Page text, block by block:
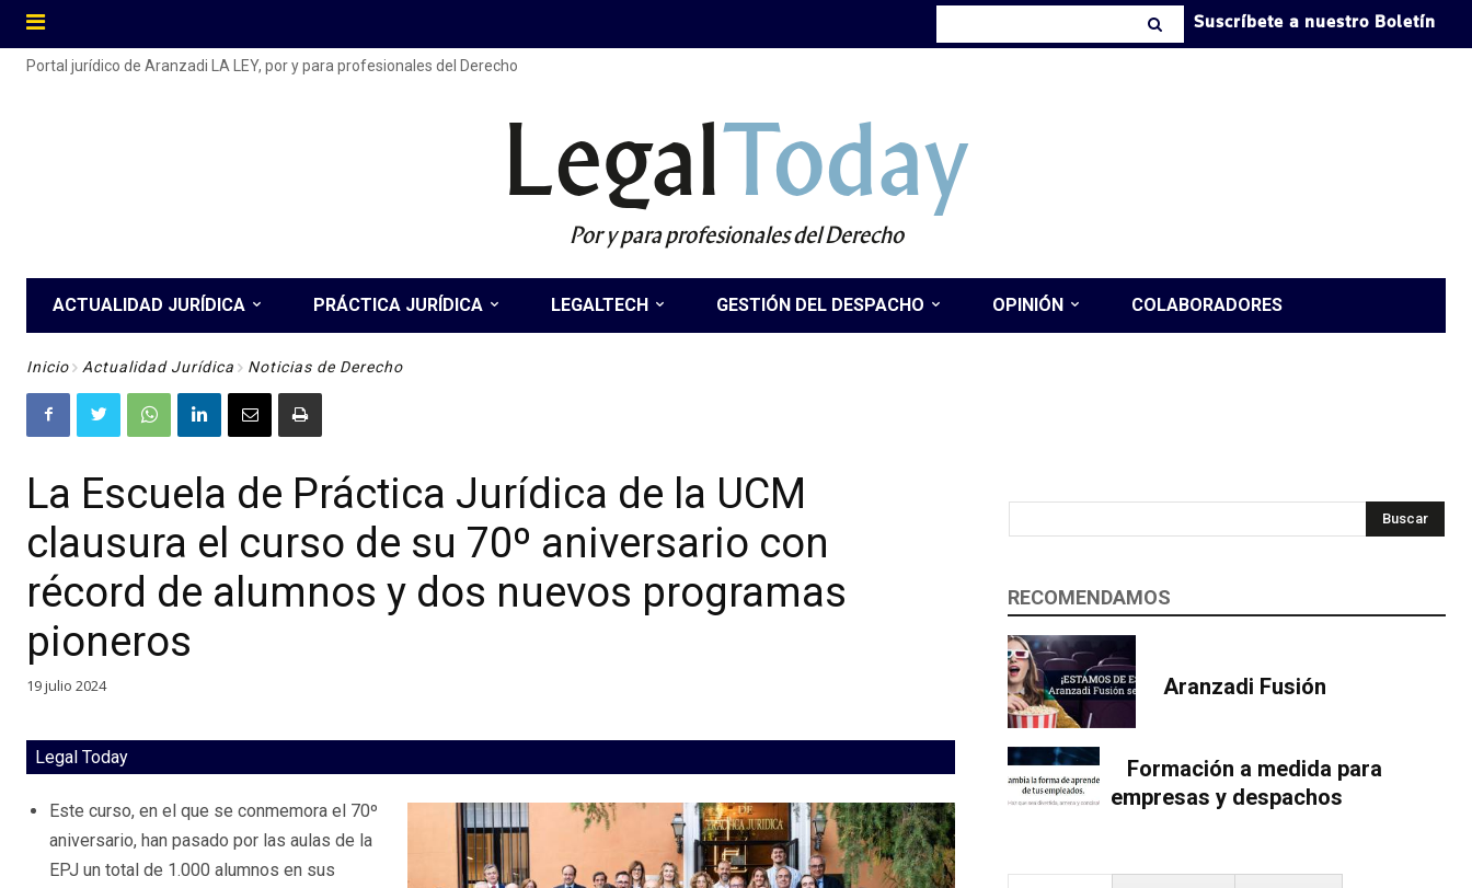
Suscríbete a nuestro Boletín
Portal jurídico de Aranzadi LA LEY, por y para profesionales del Derecho
LegalToday
Por y para profesionales del Derecho
ACTUALIDAD JURÍDICA PRÁCTICA JURÍDICA LEGALTECH GESTIÓN DEL DESPACHO OPINIÓN COLABORADORES
Inicio Actualidad Jurídica Noticias de Derecho
La Escuela de Práctica Jurídica de la UCM
clausura el curso de su 70º aniversario con
récord de alumnos y dos nuevos programas
pioneros
19 julio 2024
Legal Today
Este curso, en el que se conmemora el 70º
aniversario, han pasado por las aulas de la
EPJ un total de 1.000 alumnos en sus
Buscar
RECOMENDAMOS
Aranzadi Fusión
Formación a medida para
empresas y despachos